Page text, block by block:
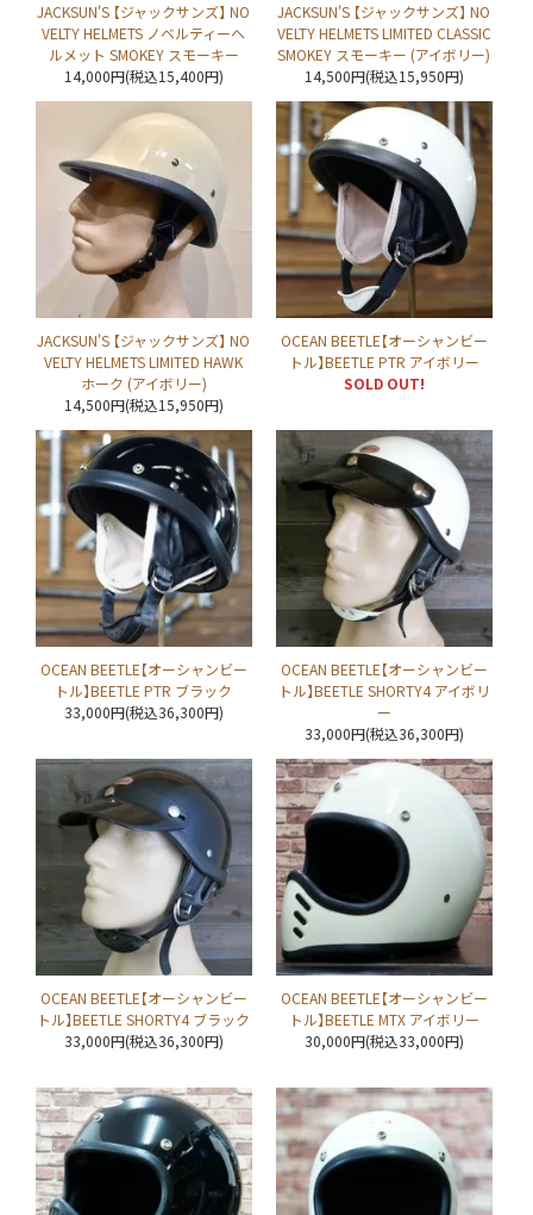
JACKSUN'S 【ジャックサンズ】 NO
VELTY HELMETS ノベルティーヘ
ルメット SMOKEY スモーキー
14,000円(税込15,400円)
JACKSUN'S 【ジャックサンズ】 NO
VELTY HELMETS LIMITED CLASSIC
SMOKEY スモーキー (アイボリー)
14,500円(税込15,950円)
JACKSUN'S 【ジャックサンズ】 NO
VELTY HELMETS LIMITED HAWK
ホーク (アイボリー)
14,500円(税込15,950円)
OCEAN BEETLE【オーシャンビー
トル】BEETLE PTR アイボリー
SOLD OUT!
OCEAN BEETLE【オーシャンビー
トル】BEETLE PTR ブラック
33,000円(税込36,300円)
OCEAN BEETLE【オーシャンビー
トル】BEETLE SHORTY4 アイボリ
ー
33,000円(税込36,300円)
OCEAN BEETLE【オーシャンビー
トル】BEETLE SHORTY4 ブラック
33,000円(税込36,300円)
OCEAN BEETLE【オーシャンビー
トル】BEETLE MTX アイボリー
30,000円(税込33,000円)